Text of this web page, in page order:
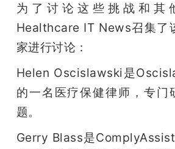
为了讨论这些挑战和其
Healthcare IT News召集了
家进行讨论：
Helen Oscislawski是
的一名医疗保健律师，专门
题。
Gerry Blass是